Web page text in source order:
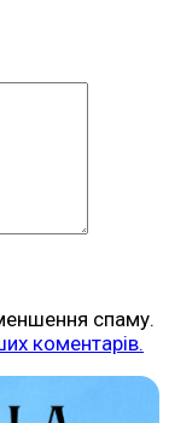
спаму.
коментарів.